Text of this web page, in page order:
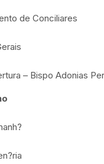
de Conciliares
– Bispo Adonias